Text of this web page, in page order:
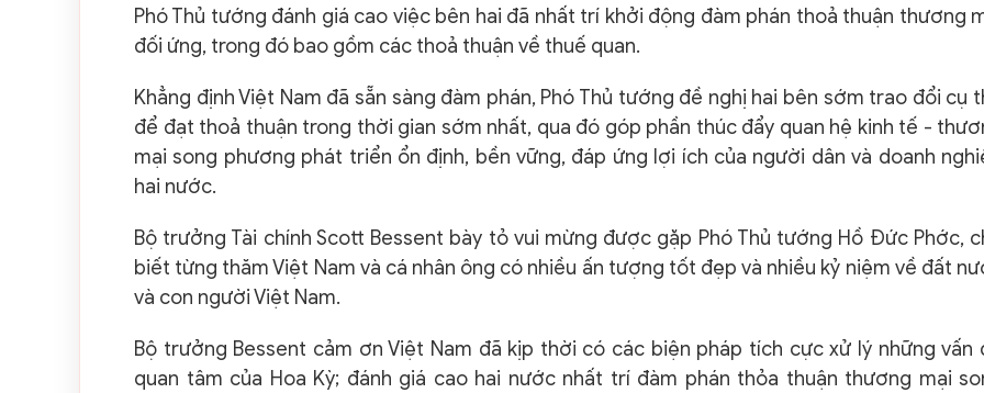
Phó Thủ tướng đánh giá cao việc bên hai đã nhất trí khởi động đàm phán thoả thuận thương
đối ứng, trong đó bao gồm các thoả thuận về thuế quan.
Khẳng định Việt Nam đã sẵn sàng đàm phán, Phó Thủ tướng đề nghị hai bên sớm trao đổi cụ
để đạt thoả thuận trong thời gian sớm nhất, qua đó góp phần thúc đẩy quan hệ kinh tế -
mại song phương phát triển ổn định, bền vững, đáp ứng lợi ích của người dân và doanh
hai nước.
Bộ trưởng Tài chính Scott Bessent bày tỏ vui mừng được gặp Phó Thủ tướng Hồ Đức Phớc,
biết từng thăm Việt Nam và cá nhân ông có nhiều ấn tượng tốt đẹp và nhiều kỷ niệm về đất
và con người Việt Nam.
Bộ trưởng Bessent cảm ơn Việt Nam đã kịp thời có các biện pháp tích cực xử lý những vấn
quan tâm của Hoa Kỳ; đánh giá cao hai nước nhất trí đàm phán thỏa thuận thương mại